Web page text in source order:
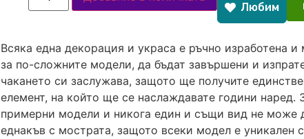
Любим
Всяка една декорация и украса е ръчно изработена
за по-сложните модели, да бъдат завършени и
чакането си заслужава, защото ще получите
елемент, на който ще се наслаждавате години наред.
примерни модели и никога един и същи вид не може
еднакъв с мострата, защото всеки модел е уникален